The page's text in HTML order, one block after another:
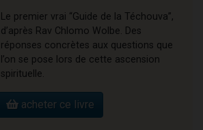
Le premier vrai “Guide de la Téchouva”,
d’après Rav Chlomo Wolbe. Des
réponses concrètes aux questions que
l’on se pose lors de cette ascension
spirituelle.
acheter ce livre